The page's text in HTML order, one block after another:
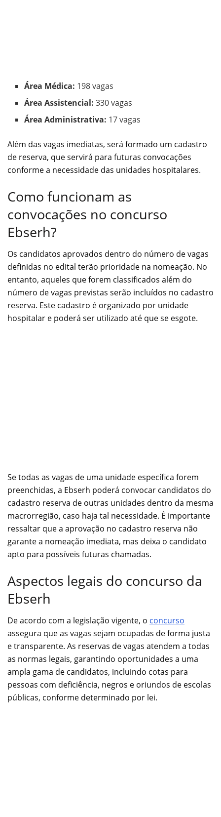
Área Médica: 198 vagas
Área Assistencial: 330 vagas
Área Administrativa: 17 vagas
Além das vagas imediatas, será formado um cadastro
de reserva, que servirá para futuras convocações
conforme a necessidade das unidades hospitalares.
Como funcionam as
convocações no concurso
Ebserh?
Os candidatos aprovados dentro do número de vagas
definidas no edital terão prioridade na nomeação. No
entanto, aqueles que forem classificados além do
número de vagas previstas serão incluídos no cadastro
reserva. Este cadastro é organizado por unidade
hospitalar e poderá ser utilizado até que se esgote.
Se todas as vagas de uma unidade específica forem
preenchidas, a Ebserh poderá convocar candidatos do
cadastro reserva de outras unidades dentro da mesma
macrorregião, caso haja tal necessidade. É importante
ressaltar que a aprovação no cadastro reserva não
garante a nomeação imediata, mas deixa o candidato
apto para possíveis futuras chamadas.
Aspectos legais do concurso da
Ebserh
De acordo com a legislação vigente, o concurso
assegura que as vagas sejam ocupadas de forma justa
e transparente. As reservas de vagas atendem a todas
as normas legais, garantindo oportunidades a uma
ampla gama de candidatos, incluindo cotas para
pessoas com deficiência, negros e oriundos de escolas
públicas, conforme determinado por lei.